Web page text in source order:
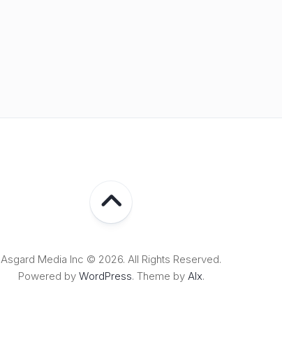
Asgard Media Inc © 2026. All Rights Reserved.
Powered by WordPress. Theme by Alx.